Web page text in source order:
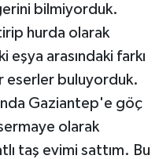
bilmiyorduk.
hurda olarak
eşya arasındaki farkı
eserler buluyorduk.
Gaziantep'e göç
olarak
taş evimi sattım. Bu